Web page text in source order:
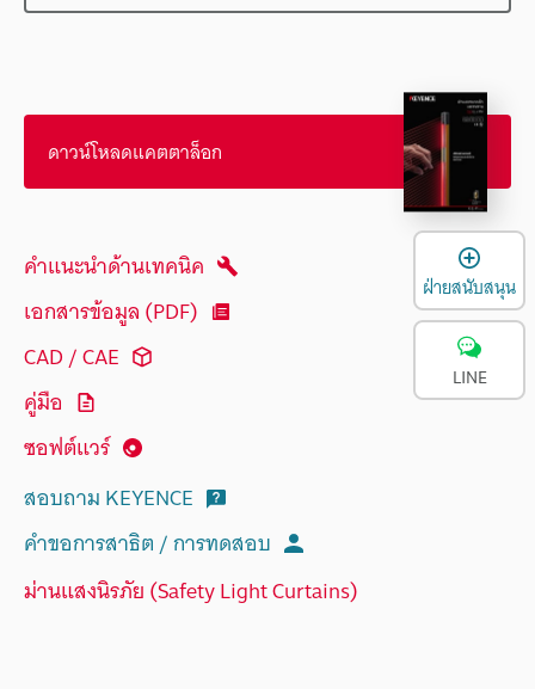
ดาวน์โหลดแคตตาล็อก
คำแนะนำด้านเทคนิค
เอกสารข้อมูล (PDF)
CAD / CAE
คู่มือ
ซอฟต์แวร์
สอบถาม KEYENCE
คำขอการสาธิต / การทดสอบ
ม่านแสงนิรภัย (Safety Light Curtains)
ฝ่ายสนับสนุน
LINE